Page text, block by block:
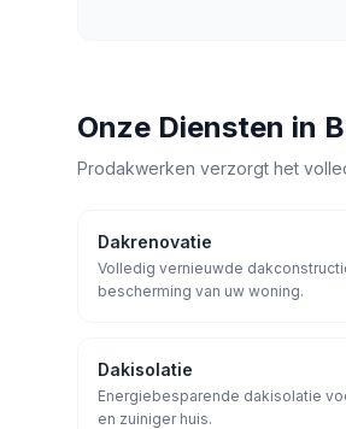
Onze Diensten in
Prodakwerken verzorgt het
Dakrenovatie
Volledig vernieuwde
bescherming van uw woning.
Dakisolatie
Energiebesparende dakisolatie
en zuiniger huis.